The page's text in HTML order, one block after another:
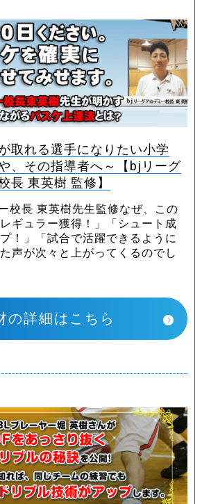
取れる選手になりたい小学
、その指導者へ～【bjリーグ
長 東英樹 監修】
校長 東英樹先生監修なぜ、この
ギュラー獲得！」「シュート成
！」「試合で活躍できるように
声が次々と上がってくるのでし
の詳細はこちら